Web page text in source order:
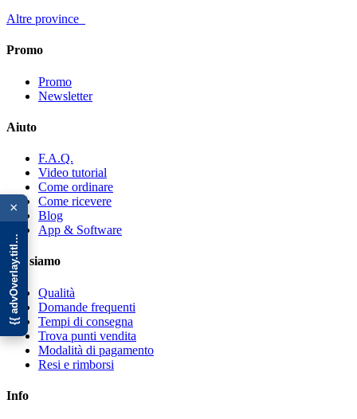
×
{{ advOverlay.title || 'Promo' }}
Altre province
Promo
Promo
Newsletter
Aiuto
F.A.Q.
Video tutorial
Come ordinare
Come ricevere
Blog
App & Software
Chi siamo
Qualità
Domande frequenti
Tempi di consegna
Trova punti vendita
Modalità di pagamento
Resi e rimborsi
Info